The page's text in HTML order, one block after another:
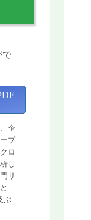
で
企
プ
ロ
し
リ
ぶ